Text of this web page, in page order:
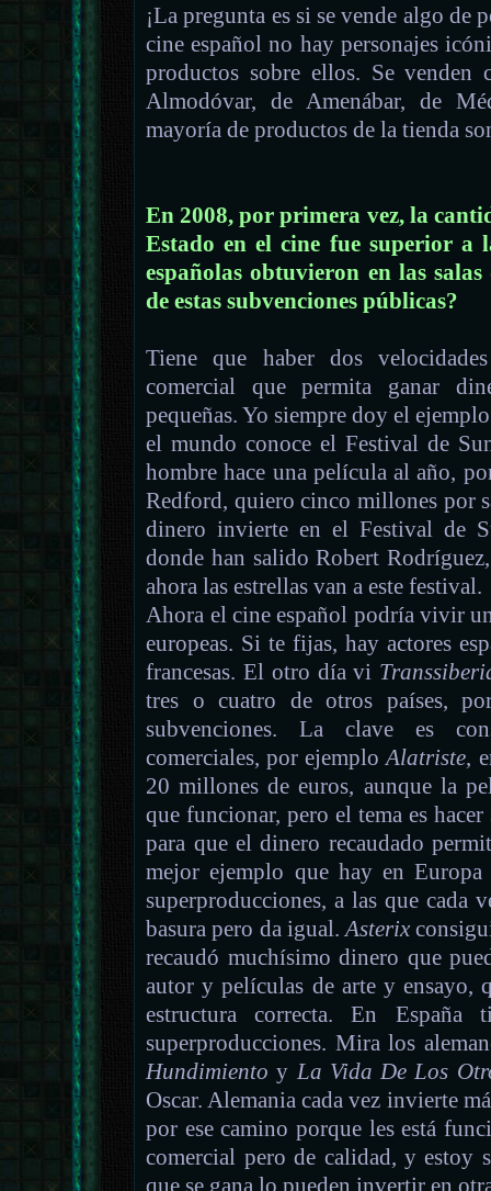
¡La pregunta es si se vende algo de
cine español no hay personajes
productos sobre ellos. Se venden
Almodóvar, de Amenábar, de
mayoría de productos de la tienda
En 2008, por primera vez, la
Estado en el cine fue superior a
españolas obtuvieron en las
de estas subvenciones públicas?
Tiene que haber dos
comercial que permita ganar
pequeñas. Yo siempre doy el
el mundo conoce el Festival de
hombre hace una película al año,
Redford, quiero cinco millones por
dinero invierte en el Festival de
donde han salido Robert
ahora las estrellas van a este festival.
Ahora el cine español podría vivir
europeas. Si te fijas, hay actores
francesas. El otro día vi
tres o cuatro de otros países,
subvenciones. La clave es
comerciales, por ejemploAlatriste,
20 millones de euros, aunque la
que funcionar, pero el tema es
para que el dinero recaudado
mejor ejemplo que hay en
superproducciones, a las que cada
basura pero da igual.Asterix
recaudó muchísimo dinero que
autor y películas de arte y ensayo,
estructura correcta. En España
superproducciones. Mira los
Hundimiento y La Vida De Los
Oscar. Alemania cada vez invierte
por ese camino porque les está
comercial pero de calidad, y estoy
que se gana lo pueden invertir en